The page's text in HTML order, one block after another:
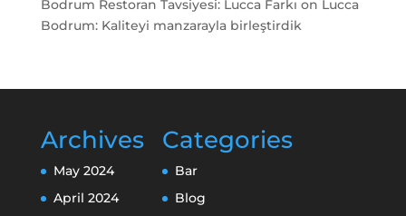
Bodrum Restoran Tavsiyesi: Lucca Farkı on Lucca
Bodrum: Kaliteyi manzarayla birleştirdik
Archives
May 2024
April 2024
Categories
Bar
Blog